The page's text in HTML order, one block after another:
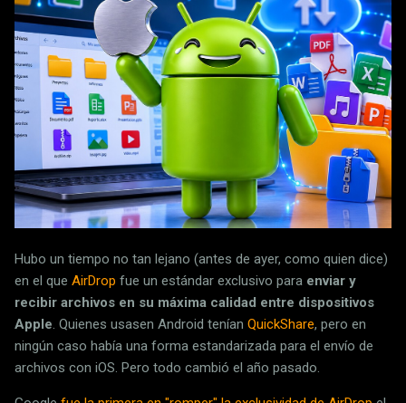
Hubo un tiempo no tan lejano (antes de ayer, como quien dice)
en el que AirDrop fue un estándar exclusivo para enviar y
recibir archivos en su máxima calidad entre dispositivos
Apple. Quienes usasen Android tenían QuickShare, pero en
ningún caso había una forma estandarizada para el envío de
archivos con iOS. Pero todo cambió el año pasado.